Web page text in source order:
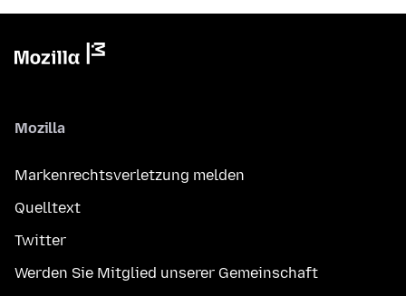
Mozilla
Markenrechtsverletzung melden
Quelltext
Twitter
Werden Sie Mitglied unserer Gemeinschaft